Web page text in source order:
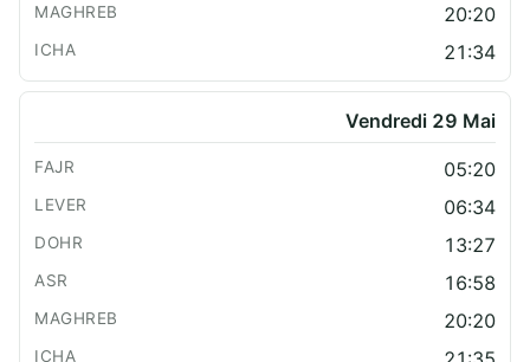
20:20
21:34
Vendredi 29 Mai
05:20
06:34
13:27
16:58
20:20